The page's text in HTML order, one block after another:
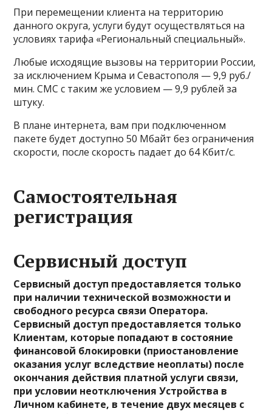
При перемещении клиента на территорию
данного округа, услуги будут осуществляться на
условиях тарифа «Региональный специальный».
Любые исходящие вызовы на территории России,
за исключением Крыма и Севастополя — 9,9 руб./
мин. СМС с таким же условием — 9,9 рублей за
штуку.
В плане интернета, вам при подключенном
пакете будет доступно 50 Мбайт без ограничения
скорости, после скорость падает до 64 Кбит/с.
Самостоятельная
регистрация
Сервисный доступ
Сервисный доступ предоставляется только
при наличии технической возможности и
свободного ресурса связи Оператора.
Сервисный доступ предоставляется только
Клиентам, которые попадают в состояние
финансовой блокировки (приостановление
оказания услуг вследствие неоплаты) после
окончания действия платной услуги связи,
при условии неотключения Устройства в
Личном кабинете, в течение двух месяцев с